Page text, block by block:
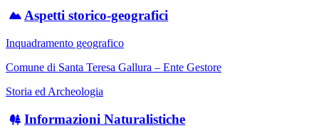
Aspetti storico-geografici
Inquadramento geografico
Comune di Santa Teresa Gallura – Ente Gestore
Storia ed Archeologia
Informazioni Naturalistiche